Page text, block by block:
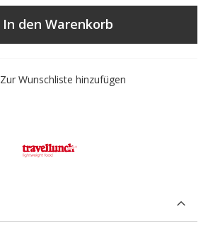
In den Warenkorb
Zur Wunschliste hinzufügen